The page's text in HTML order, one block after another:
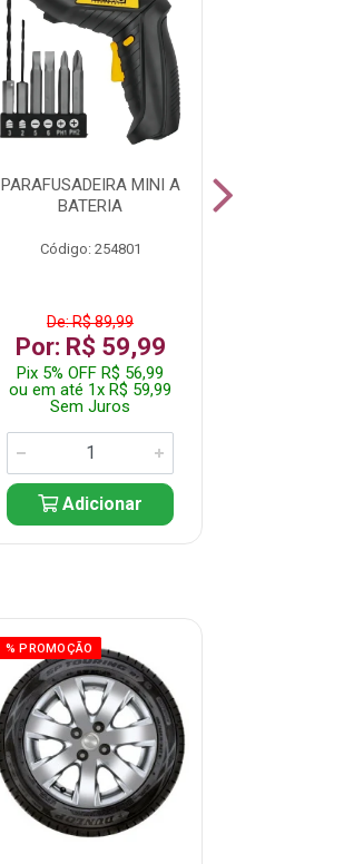
PARAFUSADEIRA MINI A
BATERIA
Código: 254801
De: R$ 89,99
Por: R$ 59,99
Pix 5% OFF R$ 56,99
ou em até 1x R$ 59,99
Sem Juros
Adicionar
% PROMOÇÃO